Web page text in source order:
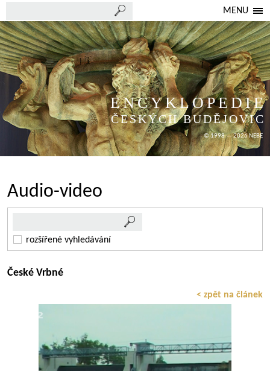
MENU
ENCYKLOPEDIE
ČESKÝCH BUDĚJOVIC
© 1998 — 2026 NEBE
Audio-video
rozšířené vyhledávání
České Vrbné
< zpět na článek